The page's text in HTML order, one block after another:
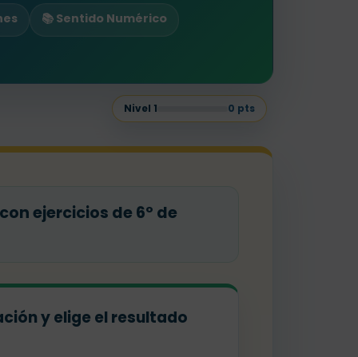
📚 Sentido Numérico
Nivel 1 0 pts
ejercicios de 6º de
y elige el resultado